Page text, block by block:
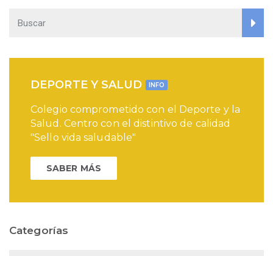
DEPORTE Y SALUD INFO
Colegio comprometido con el Deporte y la
Salud. Centro con el distintivo de calidad
"Sello vida saludable"
SABER MÁS
Categorías